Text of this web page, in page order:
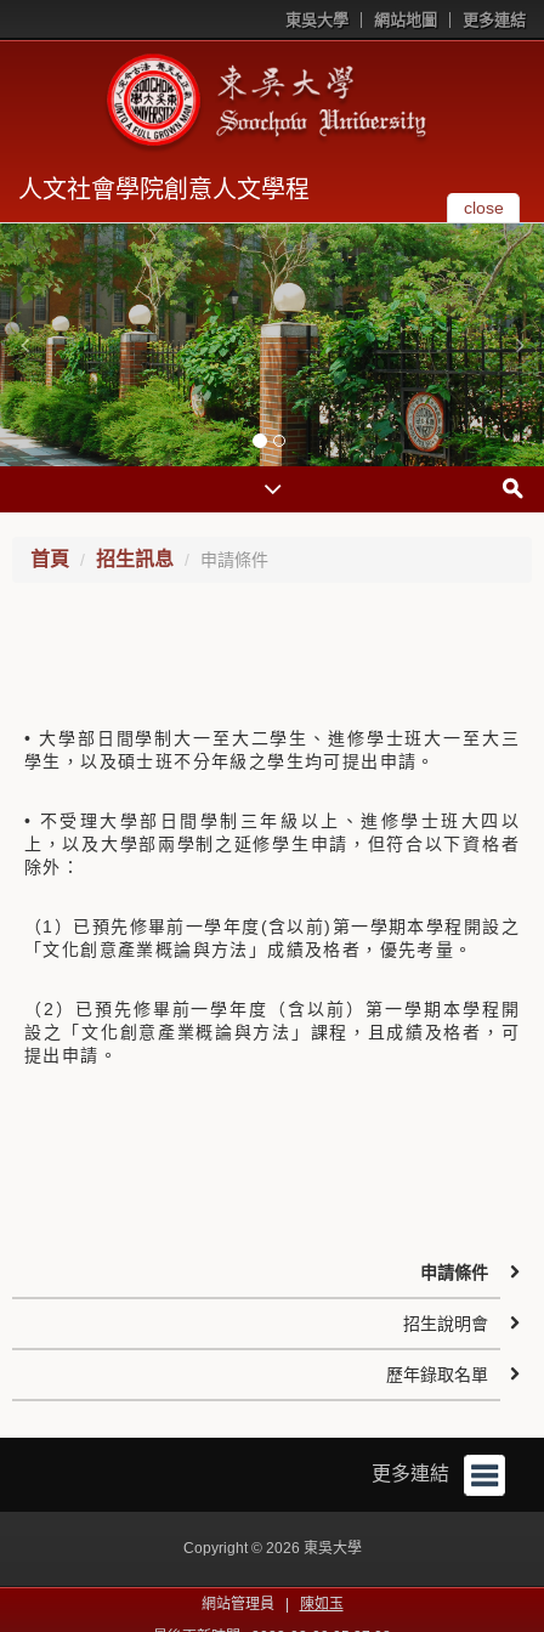
東吳大學 網站地圖 更多連結
人文社會學院創意人文學程
close
首頁 招生訊息 申請條件
• 大學部日間學制大一至大二學生、進修學士班大一至大三
學生，以及碩士班不分年級之學生均可提出申請。
• 不受理大學部日間學制三年級以上、進修學士班大四以
上，以及大學部兩學制之延修學生申請，但符合以下資格者
除外：
（1）已預先修畢前一學年度(含以前)第一學期本學程開設之
「文化創意產業概論與方法」成績及格者，優先考量。
（2）已預先修畢前一學年度（含以前）第一學期本學程開
設之「文化創意產業概論與方法」課程，且成績及格者，可
提出申請。
申請條件
招生說明會
歷年錄取名單
更多連結
Copyright © 2026 東吳大學
網站管理員 |
陳如玉